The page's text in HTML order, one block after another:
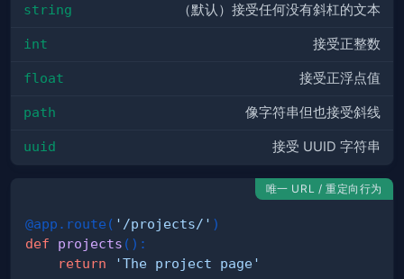
string （默认）接受任何没有斜杠的文本
int 接受正整数
float 接受正浮点值
path 像字符串但也接受斜线
uuid 接受 UUID 字符串
唯一 URL / 重定向行为
@app . route ( '/projects/' )
def
projects ( ) :
return
'The project page'